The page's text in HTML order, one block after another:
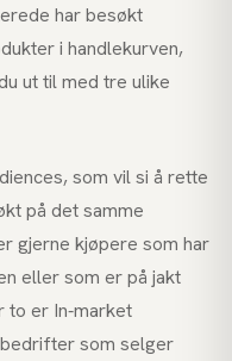
har besøkt
i handlekurven,
ut til med tre ulike
som vil si å rette
på det samme
gjerne kjøpere som har
eller som er på jakt
to er In-market
som selger